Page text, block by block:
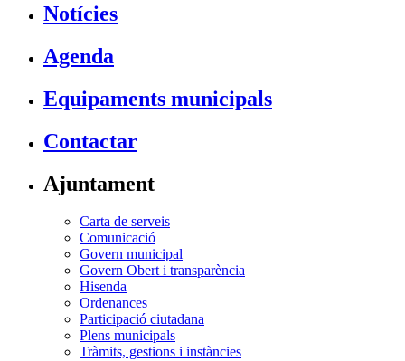
Notícies
Agenda
Equipaments municipals
Contactar
Ajuntament
Carta de serveis
Comunicació
Govern municipal
Govern Obert i transparència
Hisenda
Ordenances
Participació ciutadana
Plens municipals
Tràmits, gestions i instàncies